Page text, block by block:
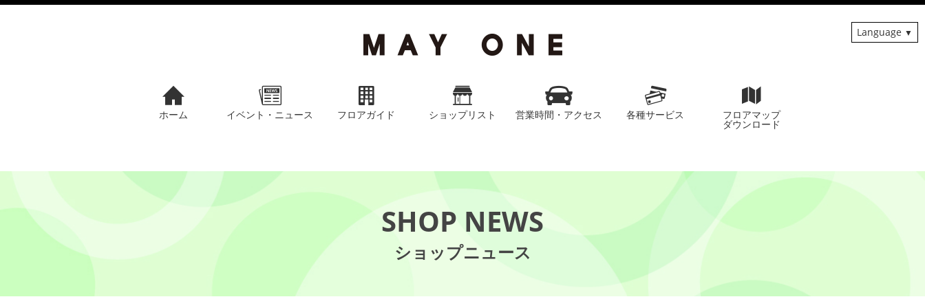
ホーム イベント・ニュース フロアガイド ショップリスト 営業時間・アクセス 各種サービス フロアマップ
ダウンロード
Language
SHOP NEWS